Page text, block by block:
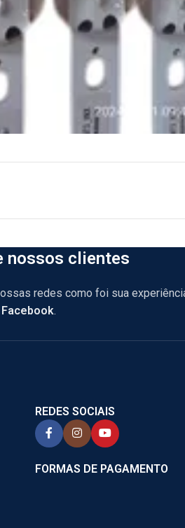
nossos clientes
redes como foi sua
Facebook.
REDES SOCIAIS
FORMAS DE PAGAMENTO